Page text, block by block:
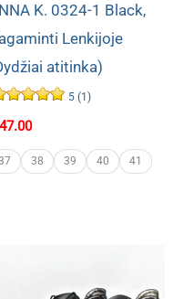
K. 0324-1 Black,
Lenkijoje
atitinka)
5 (1)
38 39 40 41